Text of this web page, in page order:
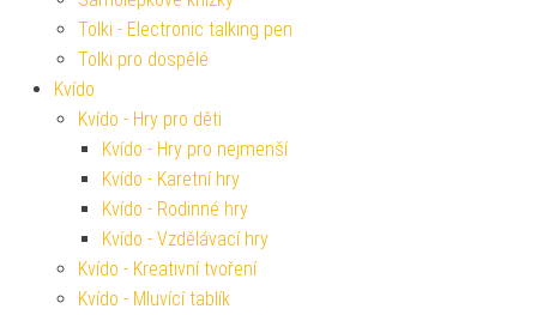
Tolki - Electronic talking pen
Tolki pro dospělé
Kvído
Kvído - Hry pro děti
Kvído - Hry pro nejmenší
Kvído - Karetní hry
Kvído - Rodinné hry
Kvído - Vzdělávací hry
Kvído - Kreativní tvoření
Kvído - Mluvící tablík